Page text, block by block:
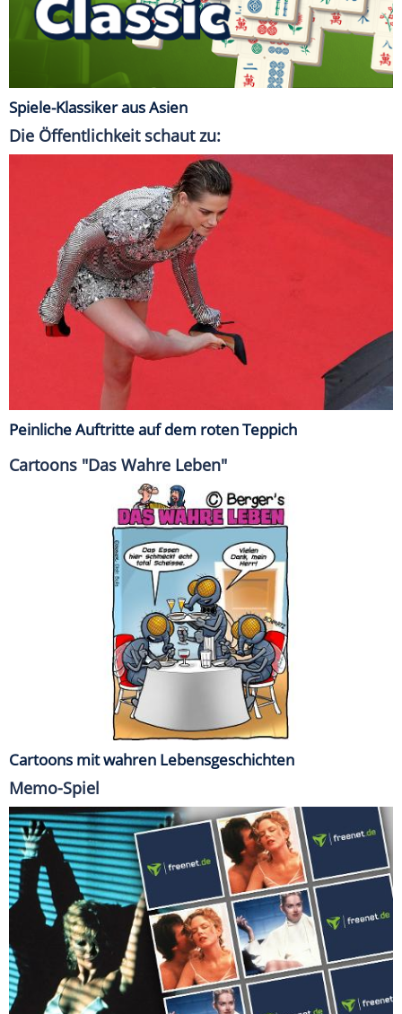
Spiele-Klassiker aus Asien
Die Öffentlichkeit schaut zu:
Peinliche Auftritte auf dem roten Teppich
Cartoons "Das Wahre Leben"
Cartoons mit wahren Lebensgeschichten
Memo-Spiel